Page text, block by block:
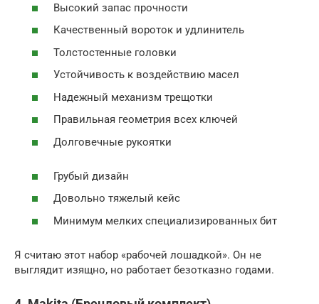
Высокий запас прочности
Качественный вороток и удлинитель
Толстостенные головки
Устойчивость к воздействию масел
Надежный механизм трещотки
Правильная геометрия всех ключей
Долговечные рукоятки
Грубый дизайн
Довольно тяжелый кейс
Минимум мелких специализированных бит
Я считаю этот набор «рабочей лошадкой». Он не
выглядит изящно, но работает безотказно годами.